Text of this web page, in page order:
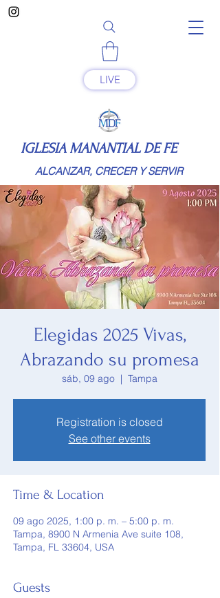
LIVE
IGLESIA MANANTIAL DE FE
ALCANZAR, CRECER Y SERVIR
Elegidas 2025 Vivas,
Abrazando su promesa
sáb, 09 ago
  |
Tampa
Registration is closed
See other events
Time & Location
09 ago 2025, 1:00 p. m. – 5:00 p. m.
Tampa, 8900 N Armenia Ave suite 108,
Tampa, FL 33604, USA
Guests